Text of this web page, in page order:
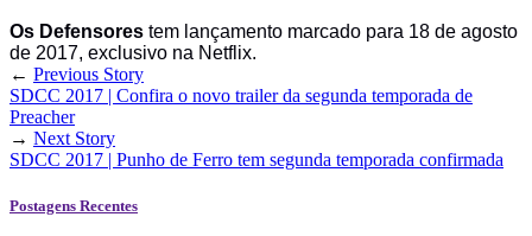
Os Defensores tem lançamento marcado para 18 de agosto
de 2017, exclusivo na Netflix.
← Previous Story
SDCC 2017 | Confira o novo trailer da segunda temporada de
Preacher
→ Next Story
SDCC 2017 | Punho de Ferro tem segunda temporada confirmada
Postagens Recentes